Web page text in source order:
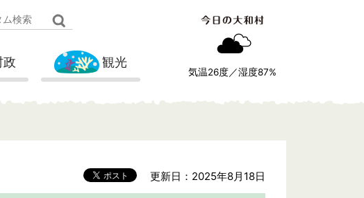
政 観光
気温26度／湿度87%
更新日：2025年8月18日